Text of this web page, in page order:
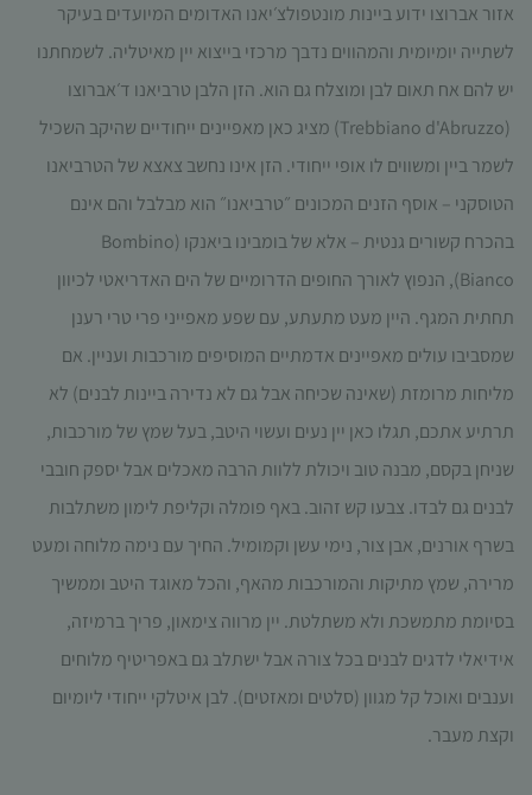
אזור אברוצו ידוע ביינות מונטפולצ׳יאנו האדומים המיועדים בעיקר
לשתייה יומיומית והמהווים נדבך מרכזי בייצוא יין מאיטליה. לשמחתנו
יש להם אח תאום לבן ומוצלח גם הוא. הזן הלבן טרביאנו ד׳אברוצו
(Trebbiano d'Abruzzo) מציג כאן מאפיינים ייחודיים שהיקב השכיל
לשמר ביין ומשווים לו אופי ייחודי. הזן אינו נחשב צאצא של הטרביאנו
הטוסקני – אוסף הזנים המכונים ״טרביאנו״ הוא מבלבל והם אינם
בהכרח קשורים גנטית – אלא של בומבינו ביאנקו (Bombino
Bianco), הנפוץ לאורך החופים הדרומיים של הים האדריאטי לכיוון
תחתית המגף. היין מעט מתעתע, עם שפע מאפייני פרי טרי רענן
שמסביבו עולים מאפיינים אדמתיים המוסיפים מורכבות ועניין. אם
מליחות מרומזת (שאינה שכיחה אבל גם לא נדירה ביינות לבנים) לא
תרתיע אתכם, תגלו כאן יין נעים ועשוי היטב, בעל שמץ של מורכבות,
שניחן בקסם, מבנה טוב ויכולת ללוות הרבה מאכלים אבל יספק חובבי
לבנים גם לבדו. צבעו קש זהוב. באף פומלה וקליפת לימון משתלבות
בשרף אורנים, אבן צור, נימי עשן וקמומיל. החיך עם נימה מלוחה ומעט
מרירה, שמץ מתיקות והמורכבות מהאף, והכל מאוגד היטב וממשיך
בסיומת מתמשכת ולא משתלטת. יין מרווה צימאון, פריך ברמיזה,
אידיאלי לדגים לבנים בכל צורה אבל ישתלב גם באפריטיף מלוחים
וענבים ואוכל קל מגוון (סלטים ומאזטים). לבן איטלקי ייחודי ליומיום
וקצת מעבר.
בצורה
מיטבית
במהלך
ביקורך. אם
תסרב/י
Cookie
אלו, חלק
באתר
עשויות
שיווקי
שיתוף
תחומי
וההתנהגות
ביקורך
באתר,
ההזדמנות
לראות
והצעות